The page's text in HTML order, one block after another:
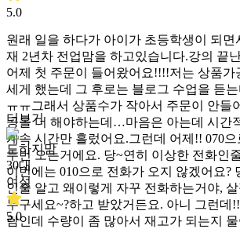
5.0
원래 일을 하다가 아이가 초등학생이 되면
재 2년차 전업맘을 하고있습니다.강의 끝
어제 첫 주문이 들어왔어요!!!!저는 상품가
세게 했는데 그 후로는 블로그 수업을 듣
ㅠㅠ그래서 상품수가 작아서 주문이 안들
공을 더 해야하는데…마음은 아는데 시간
계속 시간만 흘렀어요.그런데 어제!! 070으
두번 오는거에요. 당~연히 이상한 전화인
이번에는 010으로 전화가 오지 않겠어요?
인줄 알고 왜이렇게 자꾸 전화하는거야,
누구세요~?하고 받았거든요. 아니 그런
람인데 수량이 좀 많아서 재고가 되는지
더보기
도하지맘
30대
여성
5.0